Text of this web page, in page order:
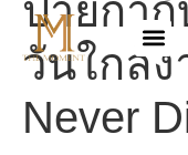
ป้ายกำกั
วันใกล้ง
Never